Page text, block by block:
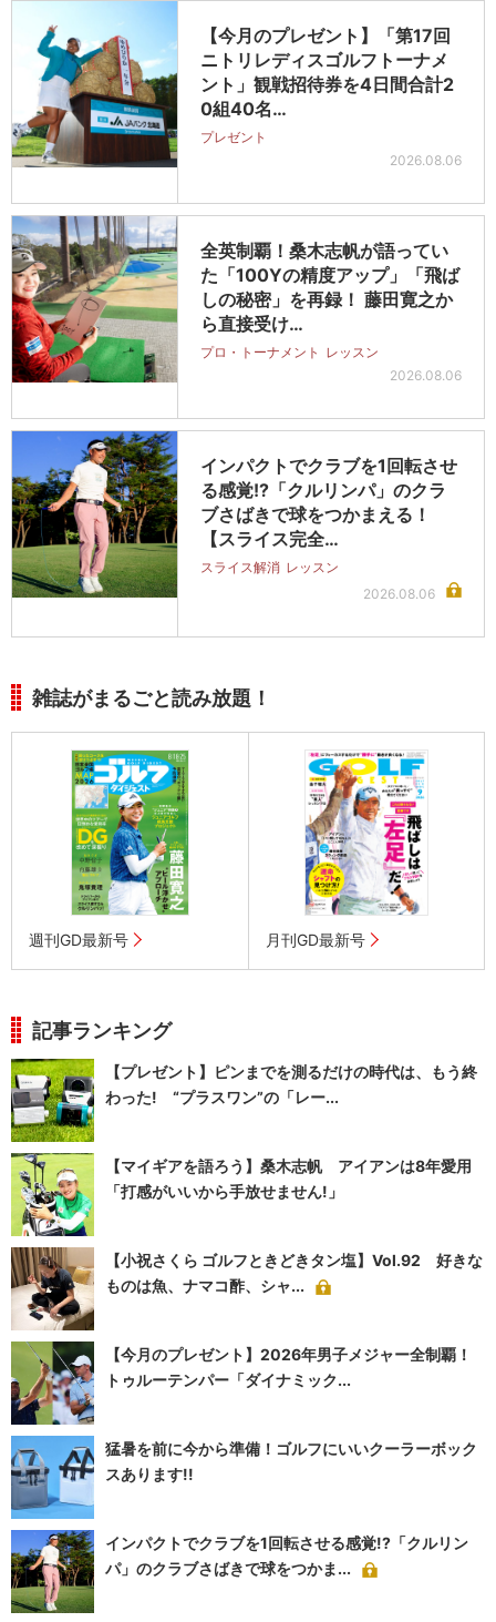
【今月のプレゼント】「第17回
ニトリレディスゴルフトーナメ
ント」観戦招待券を4日間合計2
0組40名…
プレゼント
2026.08.06
全英制覇！桑木志帆が語ってい
た「100Yの精度アップ」「飛ば
しの秘密」を再録！ 藤田寛之か
ら直接受け…
プロ・トーナメント レッスン
2026.08.06
インパクトでクラブを1回転させ
る感覚!?「クルリンパ」のクラ
ブさばきで球をつかまえる！
【スライス完全…
スライス解消 レッスン
2026.08.06
雑誌がまるごと読み放題！
週刊GD最新号 月刊GD最新号
記事ランキング
【プレゼント】ピンまでを測るだけの時代は、もう終
わった! “プラスワン”の「レー...
【マイギアを語ろう】桑木志帆 アイアンは8年愛用
「打感がいいから手放せません!」
【小祝さくら ゴルフときどきタン塩】Vol.92 好きな
ものは魚、ナマコ酢、シャ...
【今月のプレゼント】2026年男子メジャー全制覇！
トゥルーテンパー「ダイナミック...
猛暑を前に今から準備！ゴルフにいいクーラーボック
スあります!!
インパクトでクラブを1回転させる感覚!?「クルリン
パ」のクラブさばきで球をつかま...